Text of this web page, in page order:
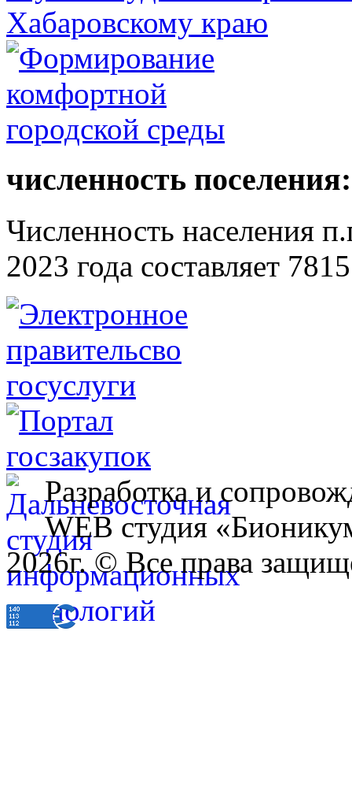
численность поселения:
Численность населения
2023 года составляет
Разработка и
WEB студия
2026г. © Все права